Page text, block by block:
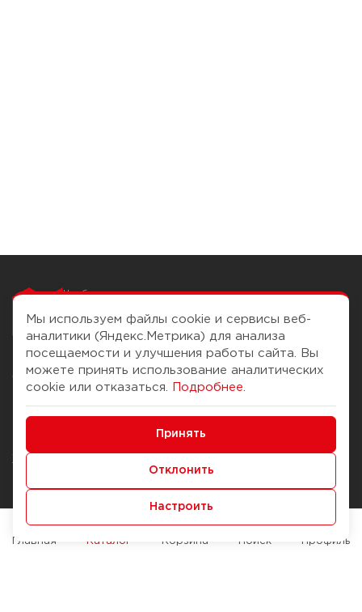
Чтобы вам легко
О компании
История Компании
Журнал
Наши марки
Брендирование
Помощь
Доставка и оплата
Способы оплаты
Служба контроля качества
Мы используем файлы cookie и сервисы веб-
аналитики (Яндекс.Метрика) для анализа
посещаемости и улучшения работы сайта. Вы
можете принять использование аналитических
cookie или отказаться.
Подробнее
Принять
Отклонить
Настроить
Главная Каталог Корзина Поиск Профиль